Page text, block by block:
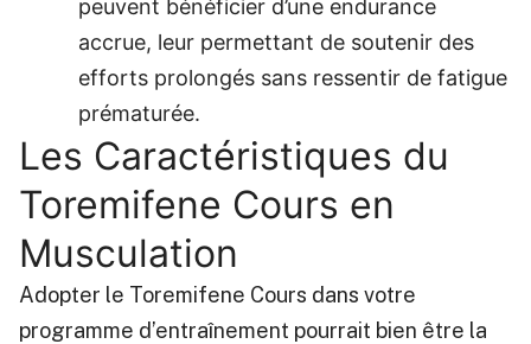
peuvent bénéficier d’une endurance
accrue, leur permettant de soutenir des
efforts prolongés sans ressentir de fatigue
prématurée.
Les Caractéristiques du
Toremifene Cours en
Musculation
Adopter le Toremifene Cours dans votre
programme d’entraînement pourrait bien être la